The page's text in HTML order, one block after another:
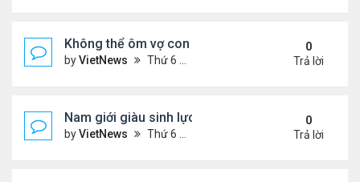
Không thể ôm vợ con vì căn bệnh quái ác
byVietNews Thứ 6 Tháng 8 12, 2022 4:34 pm
0
Trả lời
Nam giới giàu sinh lực nhất vào thời điểm nào
byVietNews Thứ 6 Tháng 8 12, 2022 3:08 pm
0
Trả lời